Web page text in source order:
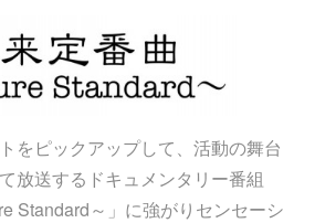
をピックアップして、活動の舞台
放送するドキュメンタリー番組
Standard～」に強がりセンセーシ